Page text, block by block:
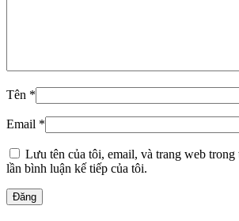
Tên *
Email *
Lưu tên của tôi, email, và trang web
lần bình luận kế tiếp của tôi.
Đăng